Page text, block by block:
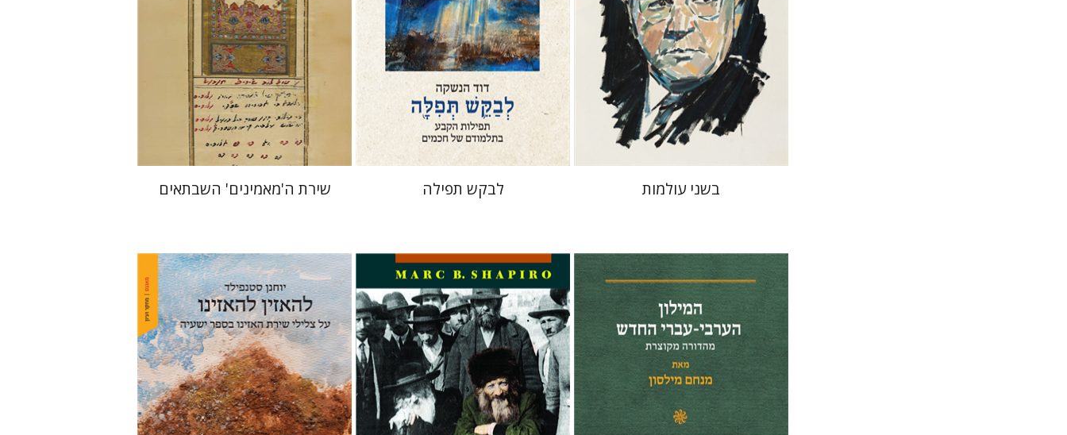
הנחת אתר ספר מודפס
$35
$32
בשני עולמות
הנחת אתר ספר מודפס
$85
$76
לבקש תפילה
הנחת אתר ספר מודפס
$46
$41
שירת ה'מאמינים' השבתאים
מנחם מילסון
מארק שפירו
יוחנן סטנפילד